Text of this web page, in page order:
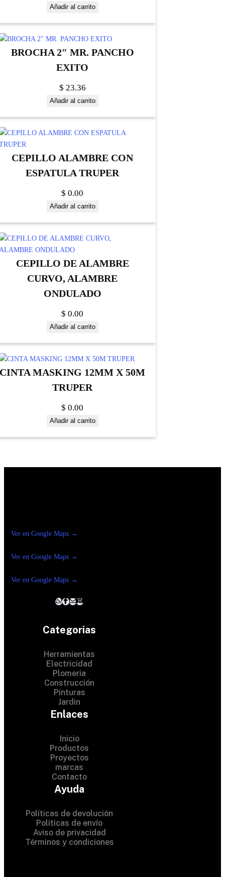
Añadir al carrito
BROCHA 2″ MR. PANCHO
EXITO
$ 23.36
Añadir al carrito
CEPILLO ALAMBRE CON
ESPATULA TRUPER
$ 0.00
Añadir al carrito
CEPILLO DE ALAMBRE
CURVO, ALAMBRE
ONDULADO
$ 0.00
Añadir al carrito
CINTA MASKING 12MM X 50M
TRUPER
$ 0.00
Añadir al carrito
Ver en Google Maps →
Ver en Google Maps →
Ver en Google Maps →
Categorias
Herramientas
Electricidad
Plomeria
Construcción
Pinturas
Jardin
Enlaces
Inicio
Productos
Proyectos
marcas
Contacto
Ayuda
Políticas de devolución
Políticas de envío
Aviso de privacidad
Términos y condiciones